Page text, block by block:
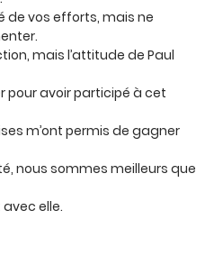
de vos efforts, mais ne
mais l’attitude de Paul
pour avoir participé à cet
m’ont permis de gagner
nous sommes meilleurs que
elle.